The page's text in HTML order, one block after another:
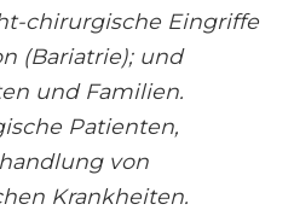
chirurgische Eingriffe
(Bariatrie); und
und Familien.
Patienten,
von
Krankheiten.